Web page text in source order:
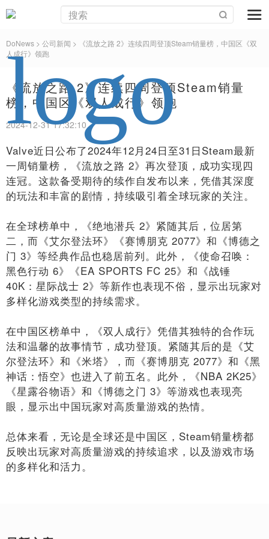
DoNews > 公司新闻 >
《流放之路 2》连续四周登顶Steam销量榜，中国区《双
人成行》领跑
《流放之路 2》连续四周登顶Steam销量
榜，中国区《双人成行》领跑
2024-12-31 17:32:10
Valve近日公布了2024年12月24日至31日Steam最新
一周销量榜，《流放之路 2》再次登顶，成功实现四
连冠。这款备受期待的续作自发布以来，凭借其深度
的玩法和丰富的剧情，持续吸引着全球玩家的关注。
在全球榜单中，《绝地潜兵 2》紧随其后，位居第
二，而《艾尔登法环》《赛博朋克 2077》和《博德之
门 3》等经典作品也稳居前列。此外，《使命召唤：
黑色行动 6》《EA SPORTS FC 25》和《战锤
40K：星际战士 2》等新作也表现不俗，显示出玩家对
多样化游戏类型的持续需求。
在中国区榜单中，《双人成行》凭借其独特的合作玩
法和温馨的故事情节，成功登顶。紧随其后的是《艾
尔登法环》和《米塔》，而《赛博朋克 2077》和《黑
神话：悟空》也进入了前五名。此外，《NBA 2K25》
《星露谷物语》和《博德之门 3》等游戏也表现亮
眼，显示出中国玩家对高质量游戏的热情。
总体来看，无论是全球还是中国区，Steam销量榜都
反映出玩家对高质量游戏的持续追求，以及游戏市场
的多样化和活力。